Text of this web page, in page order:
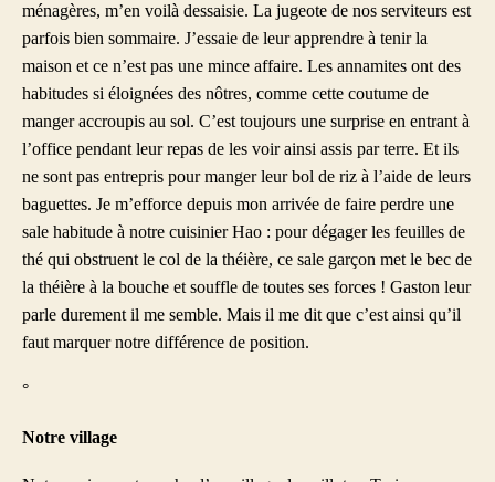
ménagères, m’en voilà dessaisie. La jugeote de nos serviteurs est
parfois bien sommaire. J’essaie de leur apprendre à tenir la
maison et ce n’est pas une mince affaire. Les annamites ont des
habitudes si éloignées des nôtres, comme cette coutume de
manger accroupis au sol. C’est toujours une surprise en entrant à
l’office pendant leur repas de les voir ainsi assis par terre. Et ils
ne sont pas entrepris pour manger leur bol de riz à l’aide de leurs
baguettes. Je m’efforce depuis mon arrivée de faire perdre une
sale habitude à notre cuisinier Hao : pour dégager les feuilles de
thé qui obstruent le col de la théière, ce sale garçon met le bec de
la théière à la bouche et souffle de toutes ses forces ! Gaston leur
parle durement il me semble. Mais il me dit que c’est ainsi qu’il
faut marquer notre différence de position.
°
Notre village